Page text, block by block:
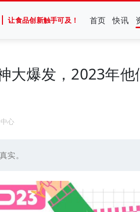
让食品创新触手可及！ 首页 快讯
大爆发，2023年
心
实。